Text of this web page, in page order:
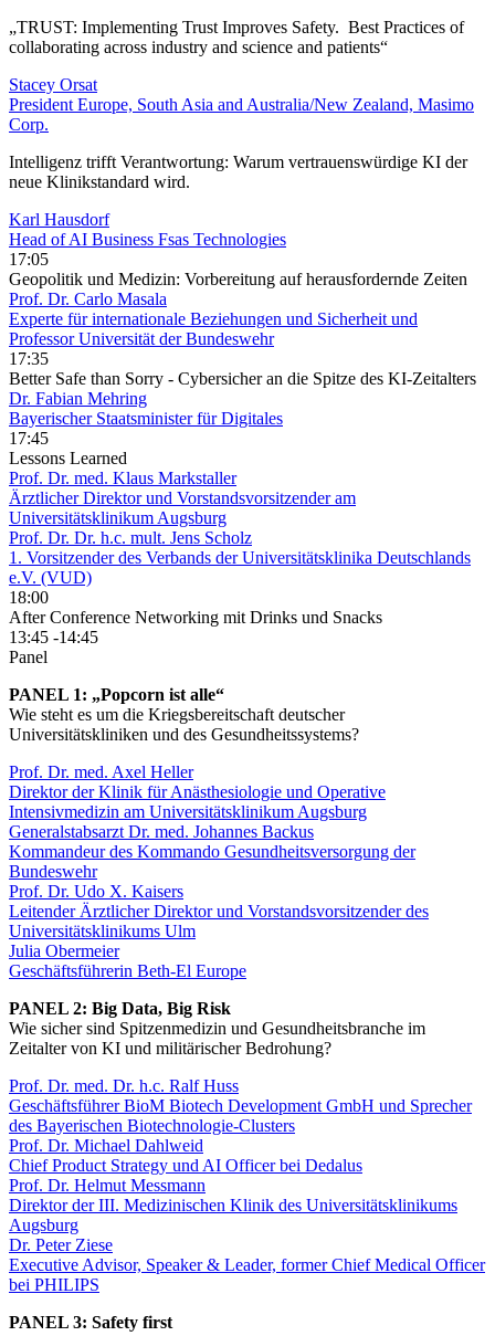
„TRUST: Implementing Trust Improves Safety. Best Practices of
collaborating across industry and science and patients“
Stacey Orsat
President Europe, South Asia and Australia/New Zealand, Masimo
Corp.
Intelligenz trifft Verantwortung: Warum vertrauenswürdige KI der
neue Klinikstandard wird.
Karl Hausdorf
Head of AI Business Fsas Technologies
17:05
Geopolitik und Medizin: Vorbereitung auf herausfordernde Zeiten
Prof. Dr. Carlo Masala
Experte für internationale Beziehungen und Sicherheit und
Professor Universität der Bundeswehr
17:35
Better Safe than Sorry - Cybersicher an die Spitze des KI-Zeitalters
Dr. Fabian Mehring
Bayerischer Staatsminister für Digitales
17:45
Lessons Learned
Prof. Dr. med. Klaus Markstaller
Ärztlicher Direktor und Vorstandsvorsitzender am
Universitätsklinikum Augsburg
Prof. Dr. Dr. h.c. mult. Jens Scholz
1. Vorsitzender des Verbands der Universitätsklinika Deutschlands
e.V. (VUD)
18:00
After Conference Networking mit Drinks und Snacks
13:45 -14:45
Panel
PANEL 1: „Popcorn ist alle“
Wie steht es um die Kriegsbereitschaft deutscher
Universitätskliniken und des Gesundheitssystems?
Prof. Dr. med. Axel Heller
Direktor der Klinik für Anästhesiologie und Operative
Intensivmedizin am Universitätsklinikum Augsburg
Generalstabsarzt Dr. med. Johannes Backus
Kommandeur des Kommando Gesundheitsversorgung der
Bundeswehr
Prof. Dr. Udo X. Kaisers
Leitender Ärztlicher Direktor und Vorstandsvorsitzender des
Universitätsklinikums Ulm
Julia Obermeier
Geschäftsführerin Beth-El Europe
PANEL 2: Big Data, Big Risk
Wie sicher sind Spitzenmedizin und Gesundheitsbranche im
Zeitalter von KI und militärischer Bedrohung?
Prof. Dr. med. Dr. h.c. Ralf Huss
Geschäftsführer BioM Biotech Development GmbH und Sprecher
des Bayerischen Biotechnologie-Clusters
Prof. Dr. Michael Dahlweid
Chief Product Strategy und AI Officer bei Dedalus
Prof. Dr. Helmut Messmann
Direktor der III. Medizinischen Klinik des Universitätsklinikums
Augsburg
Dr. Peter Ziese
Executive Advisor, Speaker & Leader, former Chief Medical Officer
bei PHILIPS
PANEL 3: Safety first